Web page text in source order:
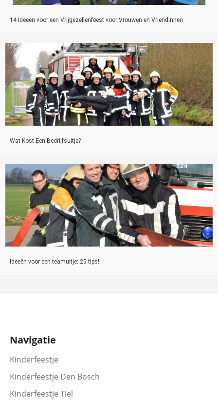
14 Ideeën voor een Vrijgezellenfeest voor Vrouwen en Vriendinnen
Wat Kost Een Bedrijfsuitje?
Ideeën voor een teamuitje: 25 tips!
Navigatie
Kinderfeestje
Kinderfeestje Den Bosch
Kinderfeestje Tiel